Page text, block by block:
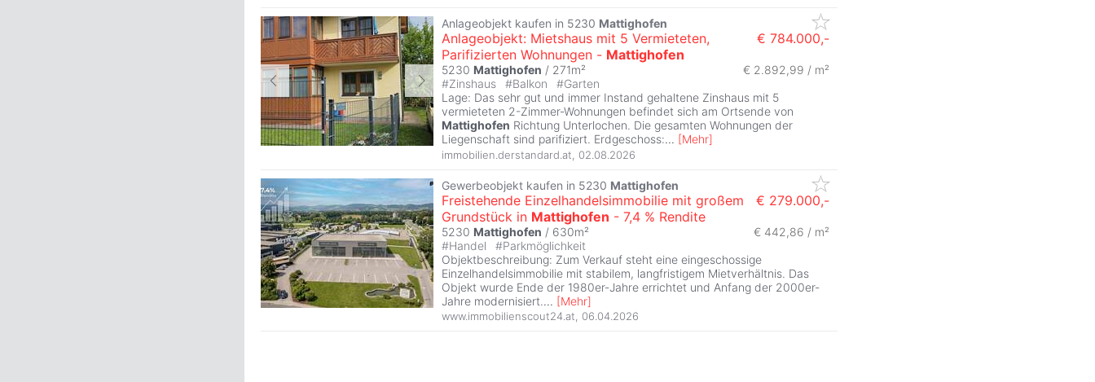
Anlageobjekt kaufen in 5230 Mattighofen
Anlageobjekt: Mietshaus mit 5 Vermieteten,
Parifizierten Wohnungen - Mattighofen
€ 784.000,-
5230 Mattighofen / 271m² € 2.892,99 / m²
#Zinshaus #Balkon #Garten
Lage: Das sehr gut und immer Instand gehaltene Zinshaus mit 5
vermieteten 2-Zimmer-Wohnungen befindet sich am Ortsende von
Mattighofen Richtung Unterlochen. Die gesamten Wohnungen der
Liegenschaft sind parifiziert. Erdgeschoss:... [Mehr]
immobilien.derstandard.at 02.08.2026
Gewerbeobjekt kaufen in 5230 Mattighofen
Freistehende Einzelhandelsimmobilie mit großem
Grundstück in Mattighofen - 7,4 % Rendite
€ 279.000,-
5230 Mattighofen / 630m²
€ 442,86 / m²
#Handel #Parkmöglichkeit
Objektbeschreibung: Zum Verkauf steht eine eingeschossige
Einzelhandelsimmobilie mit stabilem, langfristigem Mietverhältnis. Das
Objekt wurde Ende der 1980er-Jahre errichtet und Anfang der 2000er-
Jahre modernisiert.... [Mehr]
www.immobilienscout24.at 06.04.2026